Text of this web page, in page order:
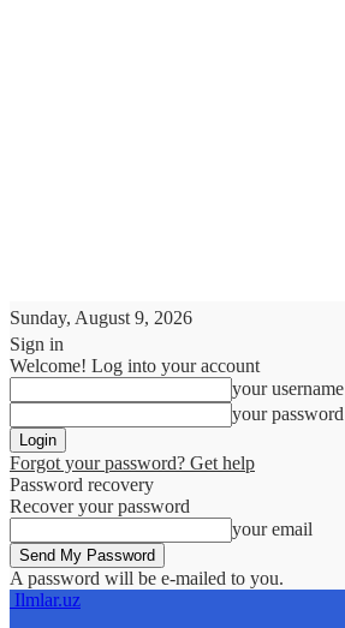
Sunday, August 9, 2026
Sign in
Welcome! Log into your account
your username
your password
Forgot your password? Get help
Password recovery
Recover your password
your email
A password will be e-mailed to you.
Ilmlar.uz